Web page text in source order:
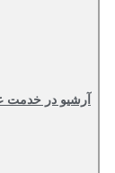
آرشیو در خدمت